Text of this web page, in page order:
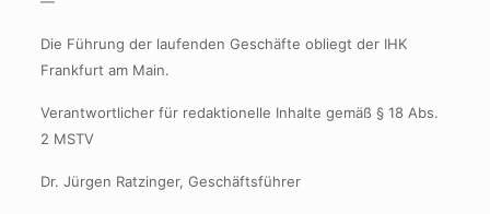
Die Führung der laufenden Geschäfte obliegt der IHK
Frankfurt am Main.
Verantwortlicher für redaktionelle Inhalte gemäß § 18 Abs.
2 MSTV
Dr. Jürgen Ratzinger, Geschäftsführer